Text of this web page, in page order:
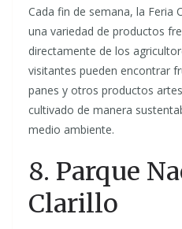
Cada fin de semana, la Feria
una variedad de productos
directamente de los
visitantes pueden encontrar
panes y otros productos
cultivado de manera
medio ambiente.
8. Parque
Clarillo